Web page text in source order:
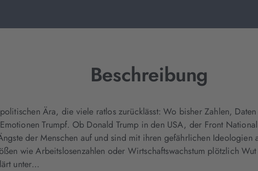
Beschreibung
Ära, die viele ratlos zurücklässt: Wo bisher Zahlen,
Trumpf. Ob Donald Trump in den USA, der Front
der Menschen auf und sind mit ihren gefährlichen Ideologien
wie Arbeitslosenzahlen oder Wirtschaftswachstum plötzlich
unter…